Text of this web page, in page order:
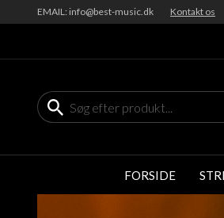
EMAIL: info@best-music.dk Kontakt os
FORSIDE